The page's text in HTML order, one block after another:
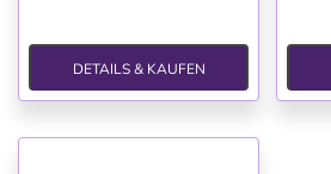
DETAILS & KAUFEN